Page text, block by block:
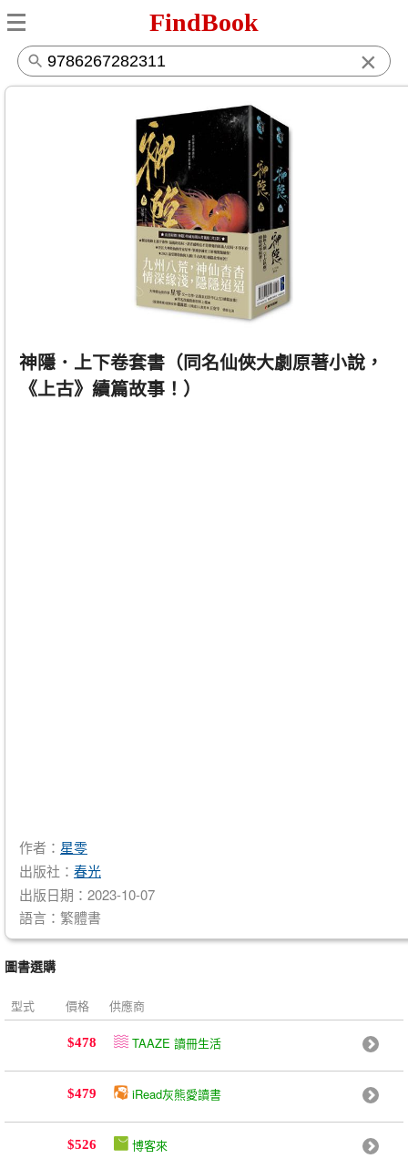
FindBook
×
神隱．上下卷套書（同名仙俠大劇原著小說，
《上古》續篇故事！）
作者： 星零
出版社： 春光
出版日期：2023-10-07
語言：繁體書
圖書選購
型式 價格 供應商
$478 TAAZE 讀冊生活
$479 iRead灰熊愛讀書
$526 博客來